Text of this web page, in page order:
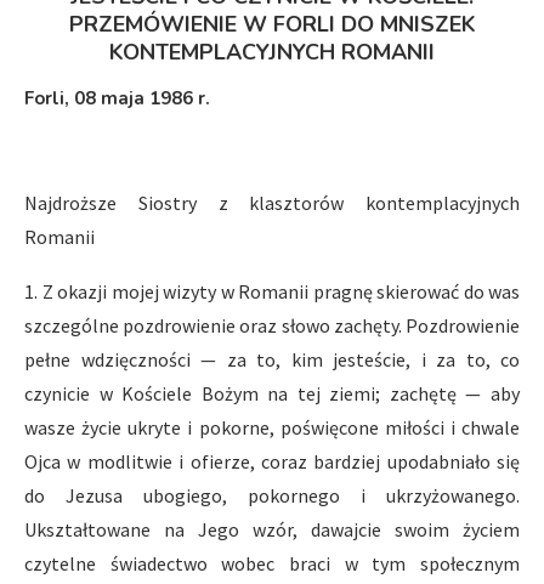
PRZEMÓWIENIE W FORLI DO MNISZEK
KONTEMPLACYJNYCH ROMANII
Forli, 08 maja 1986 r.
Najdroższe Siostry z klasztorów kontemplacyjnych
Romanii
1. Z okazji mojej wizyty w Romanii pragnę skierować do was
szczególne pozdrowienie oraz słowo zachęty. Pozdrowienie
pełne wdzięczności — za to, kim jesteście, i za to, co
czynicie w Kościele Bożym na tej ziemi; zachętę — aby
wasze życie ukryte i pokorne, poświęcone miłości i chwale
Ojca w modlitwie i ofierze, coraz bardziej upodabniało się
do Jezusa ubogiego, pokornego i ukrzyżowanego.
Ukształtowane na Jego wzór, dawajcie swoim życiem
czytelne świadectwo wobec braci w tym społecznym